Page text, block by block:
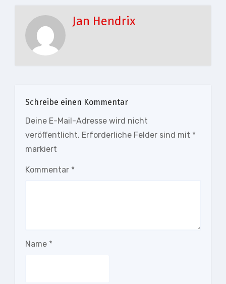
Jan Hendrix
Schreibe einen Kommentar
Deine E-Mail-Adresse wird nicht
veröffentlicht. Erforderliche Felder sind mit *
markiert
Kommentar *
Name *